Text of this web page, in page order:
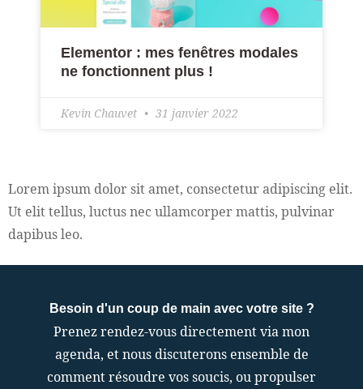
Elementor : mes fenêtres modales
ne fonctionnent plus !
Kevin Chauvet 31 janvier 2022
Lorem ipsum dolor sit amet, consectetur adipiscing elit.
Ut elit tellus, luctus nec ullamcorper mattis, pulvinar
dapibus leo.
Besoin d'un coup de main avec votre site ?
Prenez rendez-vous directement via mon
agenda, et nous discuterons ensemble de
comment résoudre vos soucis, ou propulser